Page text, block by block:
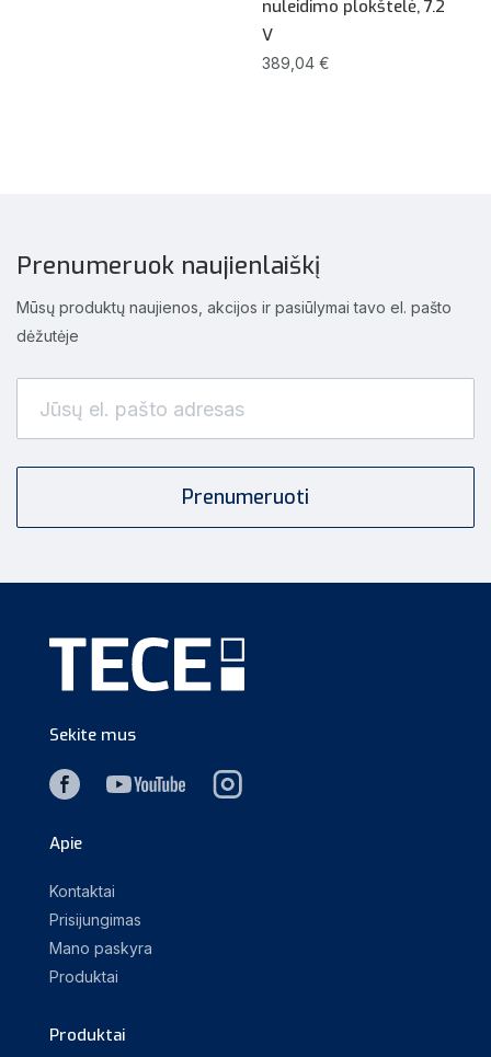
nuleidimo plokštelė, 7.2
V
389,04 €
Prenumeruok naujienlaiškį
Mūsų produktų naujienos, akcijos ir pasiūlymai tavo el. pašto
dėžutėje
Sekite mus
Apie
Kontaktai
Prisijungimas
Mano paskyra
Produktai
Produktai